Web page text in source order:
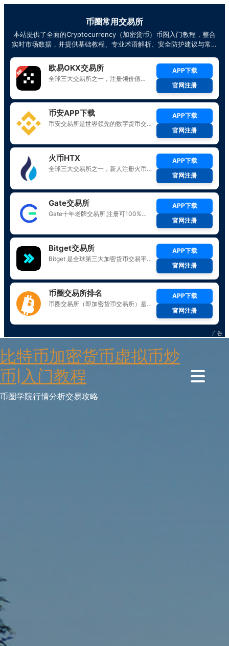
to
content
比特币加密货币虚拟币炒
币|入门教程
币圈学院行情分析交易攻略